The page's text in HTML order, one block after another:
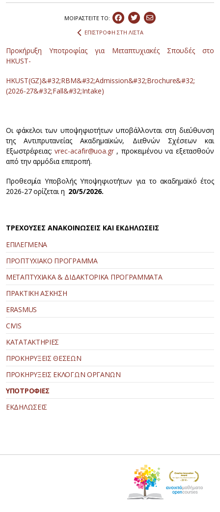
ΜΟΙΡΑΣΤEIΤΕ ΤΟ:
ΕΠΙΣΤΡΟΦΗ ΣΤΗ ΛΙΣΤΑ
Προκήρυξη Υποτροφίας για Μεταπτυχιακές Σπουδές στο
HKUST-
HKUST(GZ)&#32;RBM&#32;Admission&#32;Brochure&#32;
(2026-27&#32;Fall&#32;Intake)
Οι φάκελοι των υποψηφιοτήτων υποβάλλονται στη διεύθυνση
της Αντιπρυτανείας Ακαδημαϊκών, Διεθνών Σχέσεων και
Εξωστρέφειας:vrec-acafir@uoa.gr , προκειμένου να εξετασθούν
από την αρμόδια επιτροπή.
Προθεσμία Υποβολής Υποψηφιοτήτων για το ακαδημαϊκό έτος
2026-27 ορίζεται η 20/5/2026.
ΤΡΕΧΟΥΣΕΣ ΑΝΑΚΟΙΝΩΣΕΙΣ ΚΑΙ ΕΚΔΗΛΩΣΕΙΣ
ΕΠΙΛΕΓΜΕΝΑ
ΠΡΟΠΤΥΧΙΑΚΟ ΠΡΟΓΡΑΜΜΑ
ΜΕΤΑΠΤΥΧΙΑΚΑ & ΔΙΔΑΚΤΟΡΙΚΑ ΠΡΟΓΡΑΜΜΑΤΑ
ΠΡΑΚΤΙΚΗ ΑΣΚΗΣΗ
ERASMUS
CIVIS
ΚΑΤΑΤΑΚΤΗΡΙΕΣ
ΠΡΟΚΗΡΥΞΕΙΣ ΘΕΣΕΩΝ
ΠΡΟΚΗΡΥΞΕΙΣ ΕΚΛΟΓΩΝ ΟΡΓΑΝΩΝ
ΥΠΟΤΡΟΦΙΕΣ
ΕΚΔΗΛΩΣΕΙΣ